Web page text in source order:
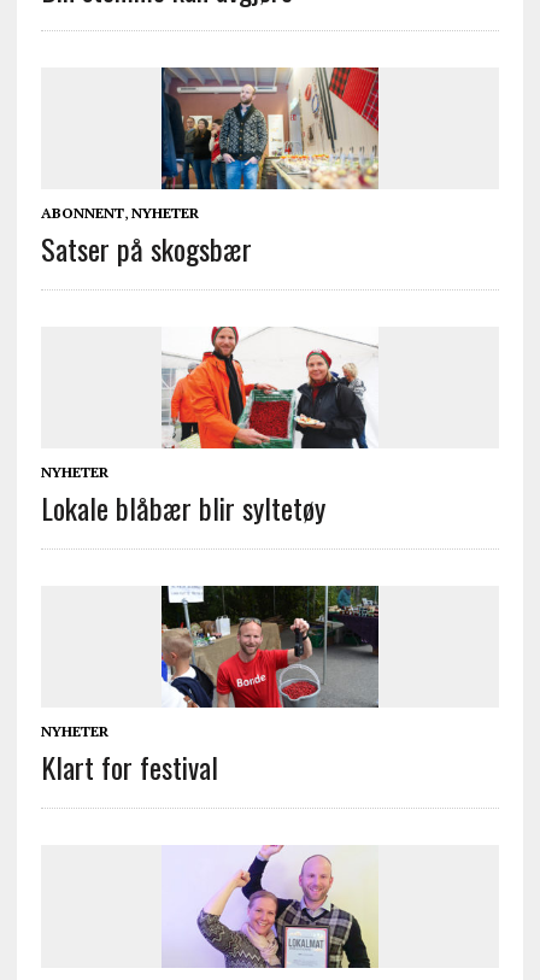
ABONNENT, NYHETER
Satser på skogsbær
NYHETER
Lokale blåbær blir syltetøy
NYHETER
Klart for festival